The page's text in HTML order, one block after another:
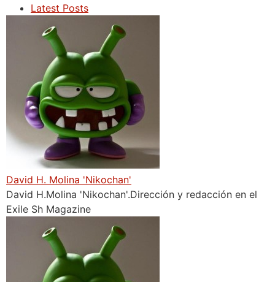
Latest Posts
David H. Molina 'Nikochan'
David H.Molina 'Nikochan'.Dirección y redacción en el
Exile Sh Magazine